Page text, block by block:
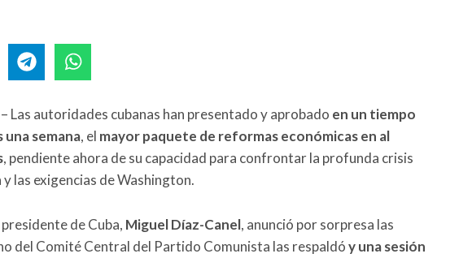
– Las autoridades cubanas han presentado y aprobado en un tiempo
una semana, el mayor paquete de reformas económicas en al
, pendiente ahora de su capacidad para confrontar la profunda crisis
y las exigencias de Washington.
de Cuba, Miguel Díaz-Canel, anunció por sorpresa las
del Comité Central del Partido Comunista las respaldóy una sesión